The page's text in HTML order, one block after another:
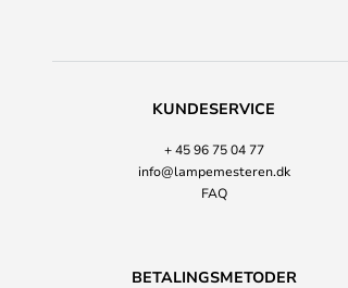
KUNDESERVICE
+ 45 96 75 04 77
info@lampemesteren.dk
FAQ
BETALINGSMETODER